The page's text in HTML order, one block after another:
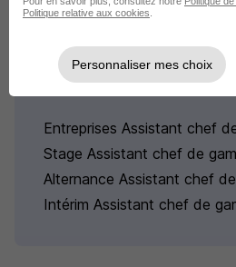
Emplois &
Entreprises Assistant chef
Stage Assistant chef de
Alternance Assistant chef
Intérim Assistant chef de
Politique relative aux cookies
Personnaliser mes choix